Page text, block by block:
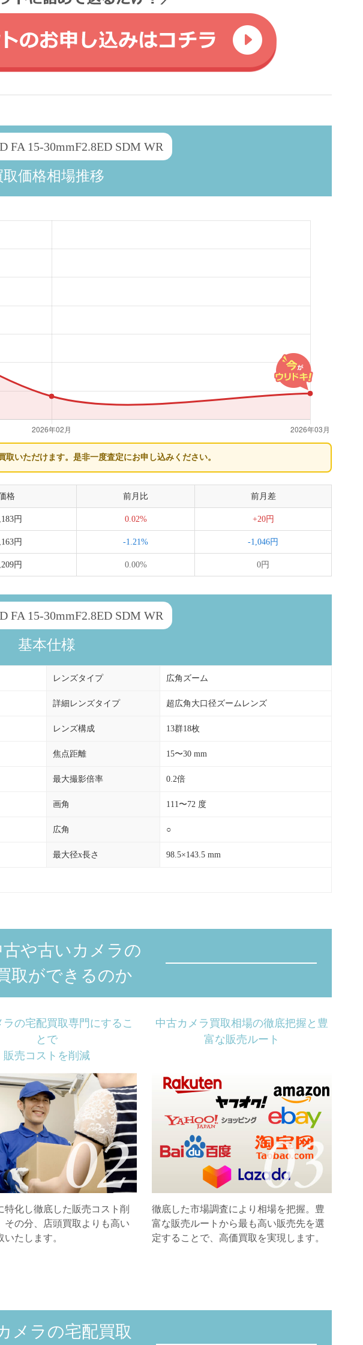
FA 15-30mmF2.8ED SDM WR
取価格相場推移
取いただけます。 是非一度査定にお申し込みください。
格 前月比 前月差
円 0.02% +20円
円 -1.21% -1,046円
円 0.00% 0円
FA 15-30mmF2.8ED SDM WR
基本仕様
レンズタイプ 広角ズーム
詳細レンズタイプ 超広角大口径ズームレンズ
レンズ構成 13群18枚
焦点距離 15〜30 mm
最大撮影倍率 0.2倍
画角 111〜72 度
広角 ○
最大径x長さ 98.5×143.5 mm
や古いカメラの
取ができるのか
ラの宅配買取専門にするこ
とで
販売コストを削減
特化し徹底した販売コスト削
その分、店頭買取よりも高い
たします。
中古カメラ買取相場の徹底把握と豊
富な販売ルート
徹底した市場調査により相場を把握。豊
富な販売ルートから最も高い販売先を選
定することで、高価買取を実現します。
メラの宅配買取